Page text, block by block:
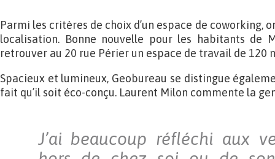
Parmi les critères de choix d’un espace de coworking,
localisation. Bonne nouvelle pour les habitants de
retrouver au 20 rue Périer un espace de travail de 120
Spacieux et lumineux, Geobureau se distingue
fait qu’il soit éco-conçu. Laurent Milon commente la
J’ai beaucoup réfléchi aux